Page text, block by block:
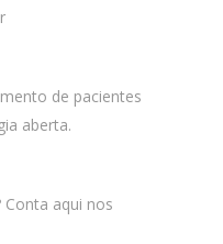
de pacientes
aberta.
Conta aqui nos